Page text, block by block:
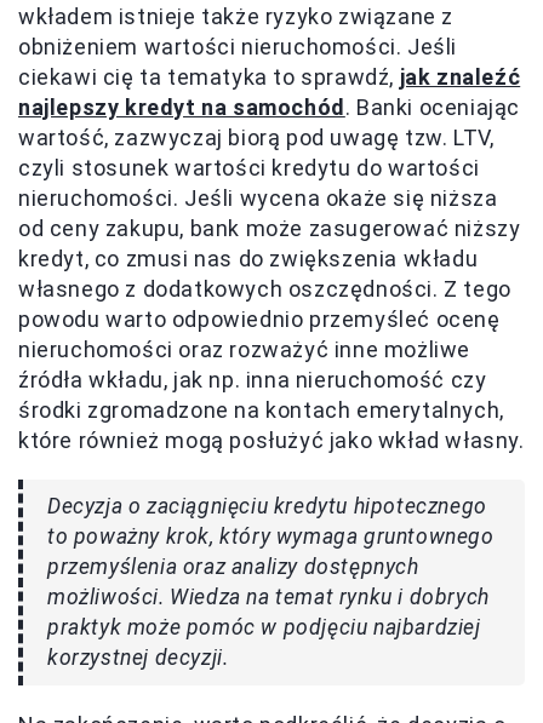
wkładem istnieje także ryzyko związane z
obniżeniem wartości nieruchomości. Jeśli
ciekawi cię ta tematyka to sprawdź, jak znaleźć
najlepszy kredyt na samochód . Banki oceniając
wartość, zazwyczaj biorą pod uwagę tzw. LTV,
czyli stosunek wartości kredytu do wartości
nieruchomości. Jeśli wycena okaże się niższa
od ceny zakupu, bank może zasugerować niższy
kredyt, co zmusi nas do zwiększenia wkładu
własnego z dodatkowych oszczędności. Z tego
powodu warto odpowiednio przemyśleć ocenę
nieruchomości oraz rozważyć inne możliwe
źródła wkładu, jak np. inna nieruchomość czy
środki zgromadzone na kontach emerytalnych,
które również mogą posłużyć jako wkład własny.
Decyzja o zaciągnięciu kredytu hipotecznego
to poważny krok, który wymaga gruntownego
przemyślenia oraz analizy dostępnych
możliwości. Wiedza na temat rynku i dobrych
praktyk może pomóc w podjęciu najbardziej
korzystnej decyzji.